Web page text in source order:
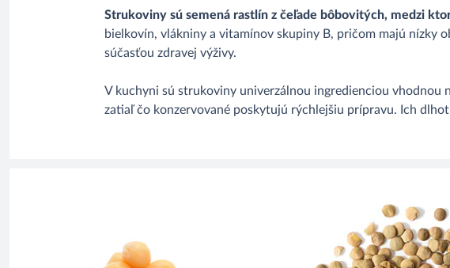
Strukoviny sú semená rastlín z čeľade bôbovitých, medzi
bielkovín, vlákniny a vitamínov skupiny B, pričom majú nízky
súčasťou zdravej výživy.
V kuchyni sú strukoviny univerzálnou ingredienciou vhodnou
zatiaľ čo konzervované poskytujú rýchlejšiu prípravu. Ich